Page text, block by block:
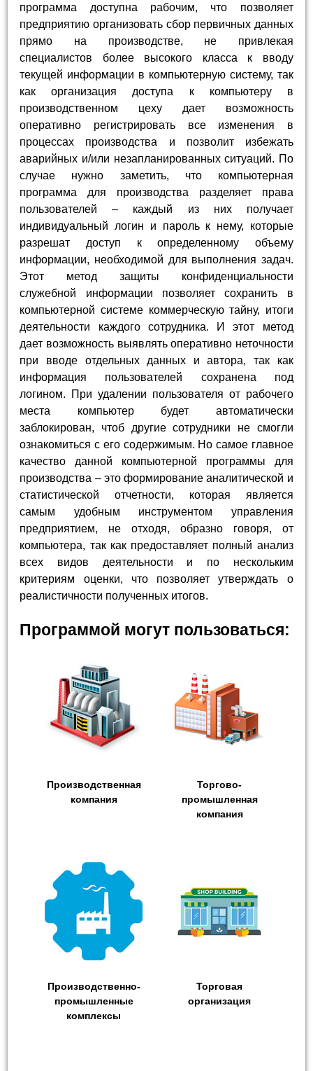
программа доступна рабочим, что позволяет
предприятию организовать сбор первичных данных
прямо на производстве, не привлекая
специалистов более высокого класса к вводу
текущей информации в компьютерную систему, так
как организация доступа к компьютеру в
производственном цеху дает возможность
оперативно регистрировать все изменения в
процессах производства и позволит избежать
аварийных и/или незапланированных ситуаций. По
случае нужно заметить, что компьютерная
программа для производства разделяет права
пользователей – каждый из них получает
индивидуальный логин и пароль к нему, которые
разрешат доступ к определенному объему
информации, необходимой для выполнения задач.
Этот метод защиты конфиденциальности
служебной информации позволяет сохранить в
компьютерной системе коммерческую тайну, итоги
деятельности каждого сотрудника. И этот метод
дает возможность выявлять оперативно неточности
при вводе отдельных данных и автора, так как
информация пользователей сохранена под
логином. При удалении пользователя от рабочего
места компьютер будет автоматически
заблокирован, чтоб другие сотрудники не смогли
ознакомиться с его содержимым. Но самое главное
качество данной компьютерной программы для
производства – это формирование аналитической и
статистической отчетности, которая является
самым удобным инструментом управления
предприятием, не отходя, образно говоря, от
компьютера, так как предоставляет полный анализ
всех видов деятельности и по нескольким
критериям оценки, что позволяет утверждать о
реалистичности полученных итогов.
Программой могут пользоваться:
Производственная
компания
Торгово-
промышленная
компания
Производственно-
промышленные
комплексы
Торговая
организация